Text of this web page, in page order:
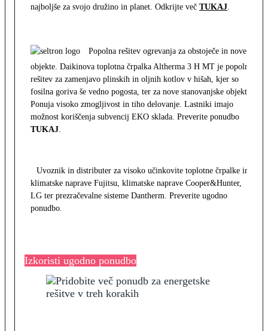
najboljše za svojo družino in planet. Odkrijte več TUKAJ.
Popolna rešitev ogrevanja za obstoječe in nove
objekte. Daikinova toplotna črpalka Altherma 3 H MT je popolna
rešitev za zamenjavo plinskih in oljnih kotlov v hišah, kjer so
fosilna goriva še vedno pogosta, ter za nove stanovanjske objekte.
Ponuja visoko zmogljivost in tiho delovanje. Lastniki imajo
možnost koriščenja subvencij EKO sklada. Preverite ponudbo
TUKAJ.
Uvoznik in distributer za visoko učinkovite toplotne črpalke in
klimatske naprave Fujitsu, klimatske naprave Cooper&Hunter,
LG ter prezračevalne sisteme Dantherm. Preverite ugodno
ponudbo.
Izkoristi ugodno ponudbo